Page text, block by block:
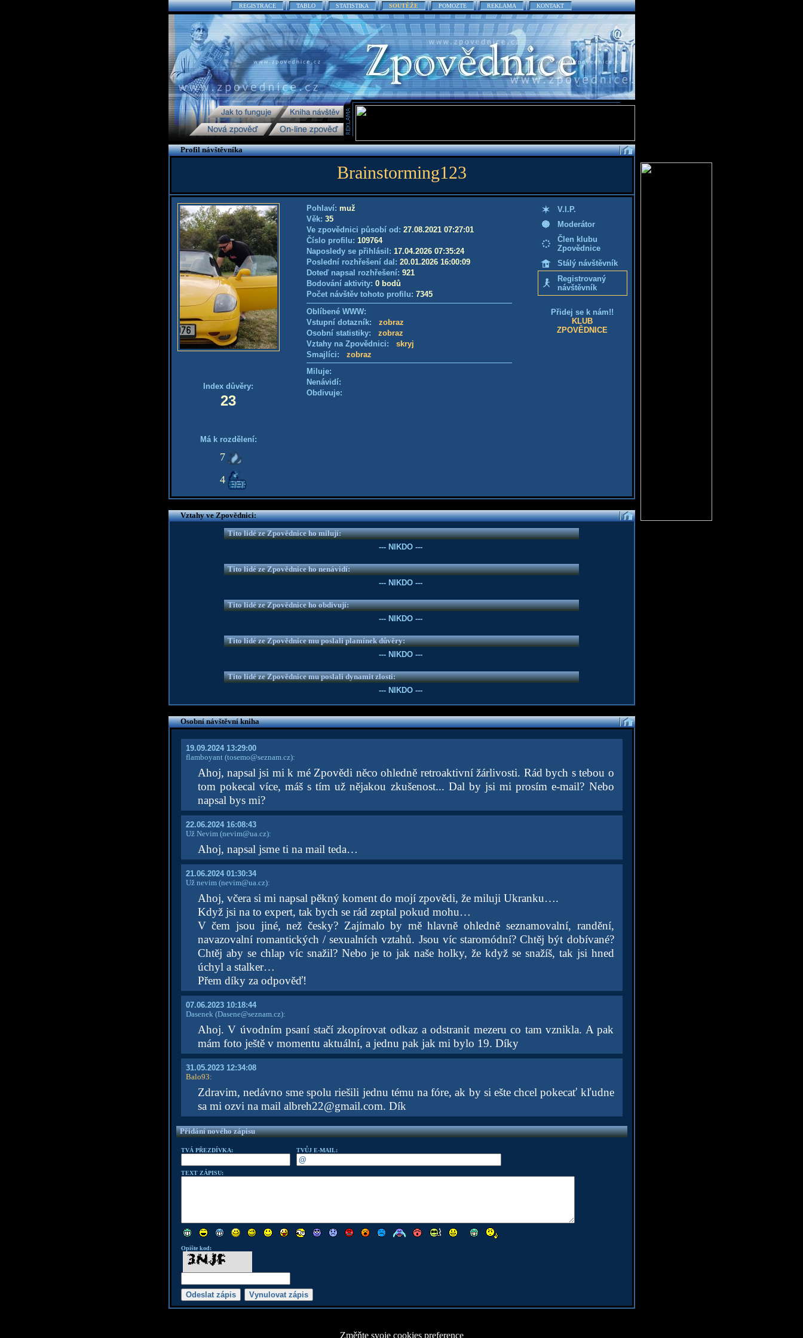
REGISTRACE TABLO STATISTIKA SOUTĚŽE POMOZTE REKLAMA KONTAKT
Profil návštěvníka
Brainstorming123
Index důvěry:
23
Má k rozdělení:
7
4
Pohlaví: muž
Věk: 35
Ve zpovědnici působí od: 27.08.2021 07:27:01
Číslo profilu: 109764
Naposledy se přihlásil: 17.04.2026 07:35:24
Poslední rozhřešení dal: 20.01.2026 16:00:09
Doteď napsal rozhřešení: 921
Bodování aktivity: 0 bodů
Počet návštěv tohoto profilu: 7345
Oblíbené WWW:
Vstupní dotazník: zobraz
Osobní statistiky: zobraz
Vztahy na Zpovědnici: skryj
Smajlíci: zobraz
Miluje:
Nenávidí:
Obdivuje:
V.I.P.
Moderátor
Člen klubu
Zpovědnice
Stálý návštěvník
Registrovaný
návštěvník
Přidej se k nám!!
KLUB
ZPOVĚDNICE
Vztahy ve Zpovědnici:
Tito lidé ze Zpovědnice ho milují:
--- NIKDO ---
Tito lidé ze Zpovědnice ho nenávidí:
--- NIKDO ---
Tito lidé ze Zpovědnice ho obdivují:
--- NIKDO ---
Tito lidé ze Zpovědnice mu poslali plamínek důvěry:
--- NIKDO ---
Tito lidé ze Zpovědnice mu poslali dynamit zlosti:
--- NIKDO ---
Osobní návštěvní kniha
19.09.2024 13:29:00
flamboyant(tosemo@seznam.cz):
Ahoj, napsal jsi mi k mé Zpovědi něco ohledně retroaktivní žárlivosti. Rád bych s tebou o
tom pokecal více, máš s tím už nějakou zkušenost... Dal by jsi mi prosím e-mail? Nebo
napsal bys mi?
22.06.2024 16:08:43
Už Nevim(nevim@ua.cz):
Ahoj, napsal jsme ti na mail teda…
21.06.2024 01:30:34
Už nevim(nevim@ua.cz):
Ahoj, včera si mi napsal pěkný koment do mojí zpovědi, že miluji Ukranku….
Když jsi na to expert, tak bych se rád zeptal pokud mohu…
V čem jsou jiné, než česky? Zajímalo by mě hlavně ohledně seznamovalní, randění,
navazovalní romantických / sexualních vztahů. Jsou víc staromódní? Chtěj být dobívané?
Chtěj aby se chlap víc snažil? Nebo je to jak naše holky, že když se snažíš, tak jsi hned
úchyl a stalker…
Přem díky za odpověď!
07.06.2023 10:18:44
Dasenek(Dasene@seznam.cz):
Ahoj. V úvodním psaní stačí zkopírovat odkaz a odstranit mezeru co tam vznikla. A pak
mám foto ještě v momentu aktuální, a jednu pak jak mi bylo 19. Díky
31.05.2023 12:34:08
Balo93:
Zdravim, nedávno sme spolu riešili jednu tému na fóre, ak by si ešte chcel pokecať kľudne
sa mi ozvi na mail albreh22@gmail.com. Dík
Přidání nového zápisu
TVÁ PŘEZDÍVKA: TVŮJ E-MAIL:
TEXT ZÁPISU:
Opište kod:
Změňte svoje cookies preference